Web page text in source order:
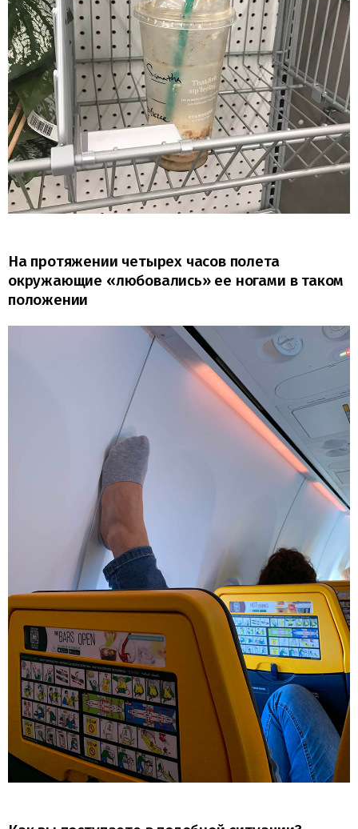
На протяжении четырех часов полета
окружающие «любовались» ее ногами в таком
положении